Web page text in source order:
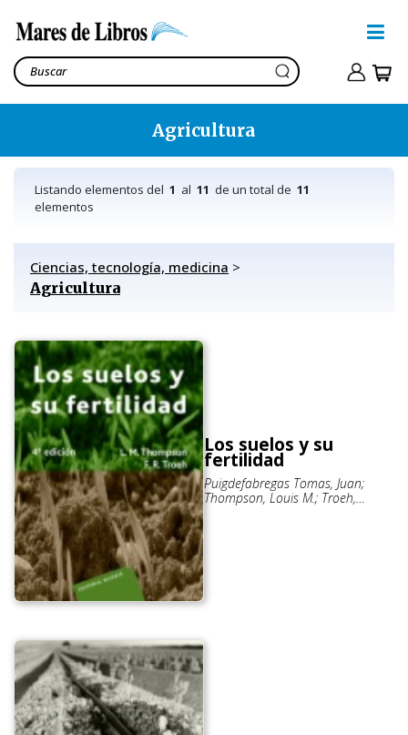
Agricultura
Listando elementos del 1 al 11 de un total de 11
elementos
Ciencias, tecnología, medicina >
Agricultura
Los suelos y su
fertilidad
Puigdefabregas Tomas, Juan;
Thompson, Louis M.; Troeh,